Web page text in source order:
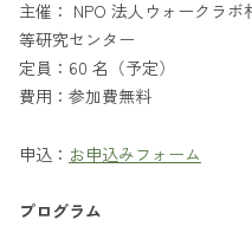
主催： NPO 法人ウォークラ
等研究センター
定員：60 名（予定）
費用：参加費無料
申込： お申込みフォーム
プログラム